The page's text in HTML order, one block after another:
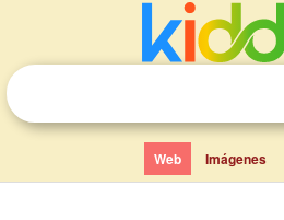
Web Imágenes